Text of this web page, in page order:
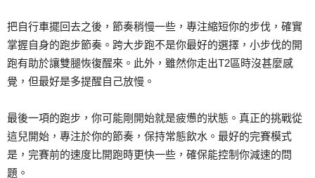
把自行車擺回去之後，節奏稍慢一些，專注縮短你的步伐，確實
掌握自身的跑步節奏。跨大步跑不是你最好的選擇，小步伐的開
跑有助於讓雙腿恢復醒來。此外，雖然你走出T2區時沒甚麼感
覺，但最好是多提醒自己放慢。
最後一項的跑步，你可能剛開始就是疲憊的狀態。真正的挑戰從
這兒開始，專注於你的節奏，保持常態飲水。最好的完賽模式
是，完賽前的速度比開跑時更快一些，確保能控制你減速的問
題。